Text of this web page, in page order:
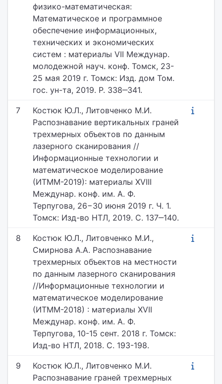
физико-математическая:
Математическое и программное
обеспечение информационных,
технических и экономических
систем : материалы VII Междунар.
молодежной науч. конф. Томск, 23-
25 мая 2019 г. Томск: Изд. дом Том.
гос. ун-та, 2019. P. 338‒341.
7
Костюк Ю.Л., Литовченко М.И.
Распознавание вертикальных граней
трехмерных объектов по данным
лазерного сканирования //
Информационные технологии и
математическое моделирование
(ИТММ-2019): материалы XVIII
Междунар. конф. им. А. Ф.
Терпугова, 26−30 июня 2019 г. Ч. 1.
Томск: Изд-во НТЛ, 2019. С. 137‒140.
8
Костюк Ю.Л., Литовченко М.И.,
Смирнова А.А. Распознавание
трехмерных объектов на местности
по данным лазерного сканирования
//Информационные технологии и
математическое моделирование
(ИТММ-2018) : материалы XVII
Междунар. конф. им. А. Ф.
Терпугова, 10-15 сент. 2018 г. Томск:
Изд-во НТЛ, 2018. С. 193-198.
9
Костюк Ю.Л., Литовченко М.И.
Распознавание граней трехмерных